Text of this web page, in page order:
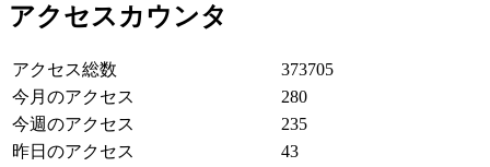
アクセスカウンタ
アクセス総数
373705
今月のアクセス
280
今週のアクセス
235
昨日のアクセス
43